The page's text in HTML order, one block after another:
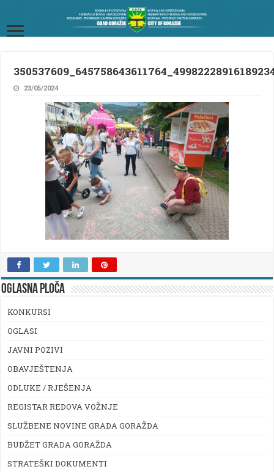
23/05/2024
OGLASNA PLOČA
KONKURSI
OGLASI
JAVNI POZIVI
OBAVJEŠTENJA
ODLUKE / RJEŠENJA
REGISTAR REDOVA VOŽNJE
SLUŽBENE NOVINE GRADA GORAŽDA
BUDŽET GRADA GORAŽDA
STRATEŠKI DOKUMENTI